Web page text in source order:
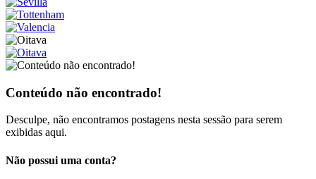
Conteúdo não encontrado!
Desculpe, não encontramos postagens nesta sessão para serem
exibidas aqui.
Não possui uma conta?